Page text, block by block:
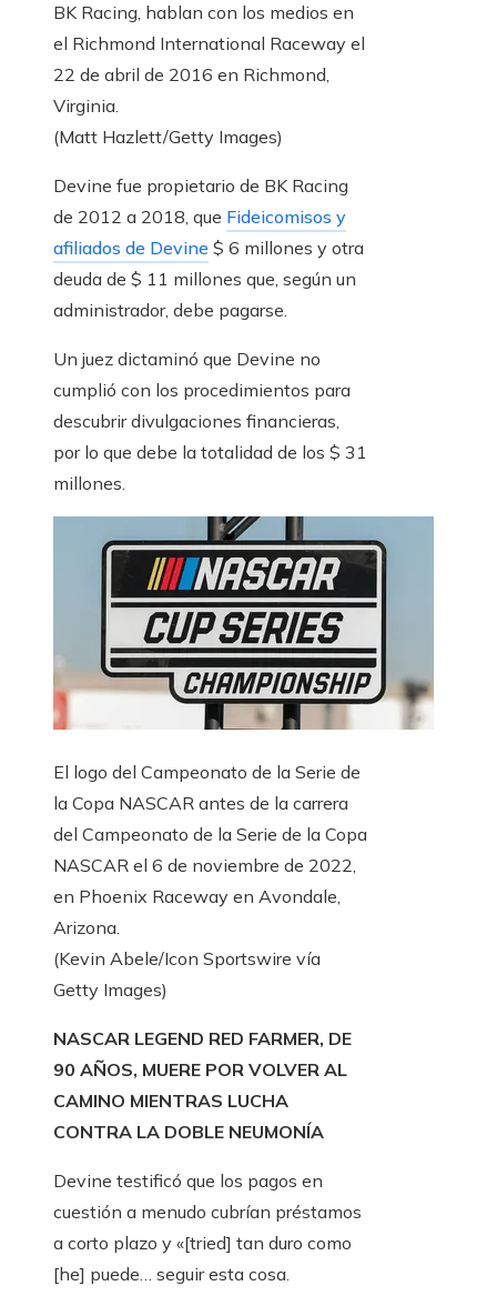
BK Racing, hablan con los medios en
el Richmond International Raceway el
22 de abril de 2016 en Richmond,
Virginia.
(Matt Hazlett/Getty Images)
Devine fue propietario de BK Racing
de 2012 a 2018, que Fideicomisos y
afiliados de Devine $ 6 millones y otra
deuda de $ 11 millones que, según un
administrador, debe pagarse.
Un juez dictaminó que Devine no
cumplió con los procedimientos para
descubrir divulgaciones financieras,
por lo que debe la totalidad de los $ 31
millones.
El logo del Campeonato de la Serie de
la Copa NASCAR antes de la carrera
del Campeonato de la Serie de la Copa
NASCAR el 6 de noviembre de 2022,
en Phoenix Raceway en Avondale,
Arizona.
(Kevin Abele/Icon Sportswire vía
Getty Images)
NASCAR LEGEND RED FARMER, DE
90 AÑOS, MUERE POR VOLVER AL
CAMINO MIENTRAS LUCHA
CONTRA LA DOBLE NEUMONÍA
Devine testificó que los pagos en
cuestión a menudo cubrían préstamos
a corto plazo y «[tried] tan duro como
[he] puede… seguir esta cosa.